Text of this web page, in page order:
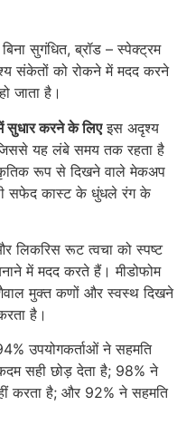
सुगंधित, ब्रॉड – स्पेक्ट्रम
संकेतों को रोकने में मदद करने
जाता है।
सुधार करने के लिएइस अदृश्य
जिससे यह लंबे समय तक रहता है
रूप से दिखने वाले मेकअप
सफेद कास्ट के धुंधले रंग के
लिकरिस रूट त्वचा को स्पष्ट
में मदद करते हैं। मीडोफोम
मुक्त कणों और स्वस्थ दिखने
है।
उपयोगकर्ताओं ने सहमति
सही छोड़ देता है; 98% ने
करता है; और 92% ने सहमति